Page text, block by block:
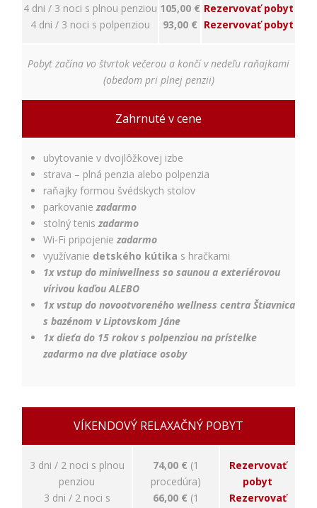
4 dni / 3 noci s plnou penziou
4 dni / 3 noci s polpenziou
105,00 €
93,00 €
Rezervovať pobyt
Rezervovať pobyt
Pobyt začína vo štvrtok večerou a končí v nedeľu raňajkami
(obedom pri plnej penzii)
Zahrnuté v cene
ubytovanie v dvojlôžkovej izbe
strava – plná penzia alebo polpenzia
raňajky formou švédskych stolov
parkovaniezadarmo
stolný teniszadarmo
Wi-Fi pripojeniezadarmo
využívanie detského kútika s hračkami
1x vstup do miniwellness so saunou a exteriérovou
vírivou kaďou ALEBO
1x vstup do novootvoreného wellness centra Štiavnica
s bazénom v Liptovskom Jáne
1x dieťa do 15 rokov s polpenziou na prístelke
zadarmo na dve platiace osoby
VÍKENDOVÝ RELAXAČNÝ POBYT
3 dni / 2 noci s plnou
penziou
3 dni / 2 noci s
74,00 € (1
procedúra)
66,00 € (1
Rezervovať
pobyt
Rezervovať
cookies
zhromažďujú
Účel: analýza
obsahu;
návštevníka
Používateľská
spokojnosť
stránka počas
vašej návštevy
fungovala čo
najlepšie. Ak
tieto súbory
odmietnete,
niektoré
funkcie z
Marketing
marketingové
cookies na
zobrazovanie